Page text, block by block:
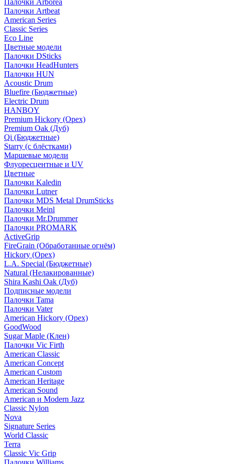
Палочки Arborea
Палочки Artbeat
American Series
Classic Series
Eco Line
Цветные модели
Палочки DSticks
Палочки HeadHunters
Палочки HUN
Acoustic Drum
Bluefire (Бюджетные)
Electric Drum
HANBOY
Premium Hickory (Орех)
Premium Oak (Дуб)
Qi (Бюджетные)
Starry (с блёстками)
Маршевые модели
Флуоресцентные и UV
Цветные
Палочки Kaledin
Палочки Lutner
Палочки MDS Metal DrumSticks
Палочки Meinl
Палочки Mr.Drummer
Палочки PROMARK
ActiveGrip
FireGrain (Обработанные огнём)
Hickory (Орех)
L.A. Special (Бюджетные)
Natural (Нелакированные)
Shira Kashi Oak (Дуб)
Подписные модели
Палочки Tama
Палочки Vater
American Hickory (Орех)
GoodWood
Sugar Maple (Клен)
Палочки Vic Firth
American Classic
American Concept
American Custom
American Heritage
American Sound
American и Modern Jazz
Classic Nylon
Nova
Signature Series
World Classic
Terra
Classic Vic Grip
Палочки Williams